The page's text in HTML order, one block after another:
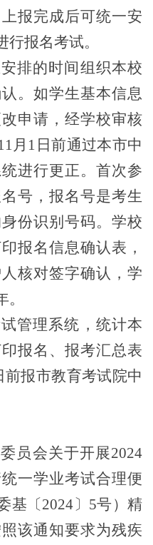
报完成后可统一安
报名考试。
排的时间组织本校
。如学生基本信息
申请，经学校审核
月1日前通过本市中
进行更正。首次参
号，报名号是考生
份识别号码。学校
报名信息确认表，
核对签字确认，学
管理系统，统计本
报名、报考汇总表
报市教育考试院中
员会关于开展2024
一学业考试合理便
基〔2024〕5号）精
该通知要求为残疾